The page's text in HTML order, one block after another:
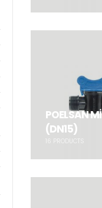
POELSAN
(DN15)
16 PRODUCTS